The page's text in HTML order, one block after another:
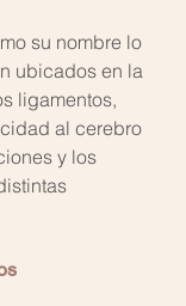
su nombre lo
ubicados en la
ligamentos,
al cerebro
y los